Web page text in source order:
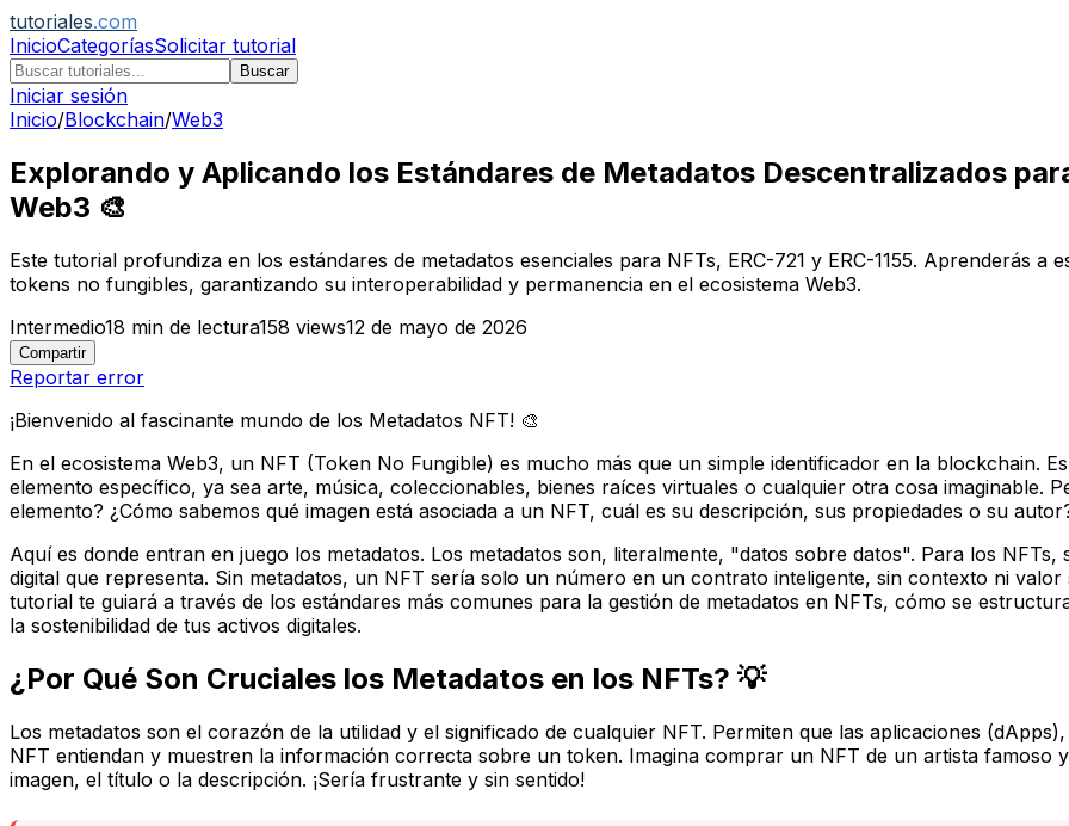
tutoriales.com
InicioCategoríasSolicitar tutorial
Buscar
Iniciar sesión
Inicio/Blockchain/Web3
Explorando y Aplicando los Estándares de Metadatos Descentralizados para
Web3 🎨
Este tutorial profundiza en los estándares de metadatos esenciales para NFTs, ERC-721 y ERC-1155. Aprenderás
tokens no fungibles, garantizando su interoperabilidad y permanencia en el ecosistema Web3.
Intermedio18 min de lectura158 views12 de mayo de 2026
Compartir
Reportar error
¡Bienvenido al fascinante mundo de los Metadatos NFT! 🎨
En el ecosistema Web3, un NFT (Token No Fungible) es mucho más que un simple identificador en la blockchain.
elemento específico, ya sea arte, música, coleccionables, bienes raíces virtuales o cualquier otra cosa imaginable.
elemento? ¿Cómo sabemos qué imagen está asociada a un NFT, cuál es su descripción, sus propiedades o su
Aquí es donde entran en juego los metadatos. Los metadatos son, literalmente, "datos sobre datos". Para los
digital que representa. Sin metadatos, un NFT sería solo un número en un contrato inteligente, sin contexto ni
tutorial te guiará a través de los estándares más comunes para la gestión de metadatos en NFTs, cómo se
la sostenibilidad de tus activos digitales.
¿Por Qué Son Cruciales los Metadatos en los NFTs? 💡
Los metadatos son el corazón de la utilidad y el significado de cualquier NFT. Permiten que las aplicaciones
NFT entiendan y muestren la información correcta sobre un token. Imagina comprar un NFT de un artista
imagen, el título o la descripción. ¡Sería frustrante y sin sentido!